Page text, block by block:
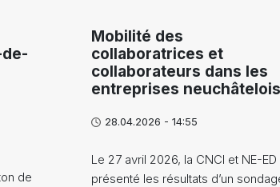
de
Mobilité des
collaboratrices et
collaborateurs dans les
entreprises
28.04.2026 - 14:55
Le 27 avril 2026, la CNCI et NE-ED
présenté les résultats d’un